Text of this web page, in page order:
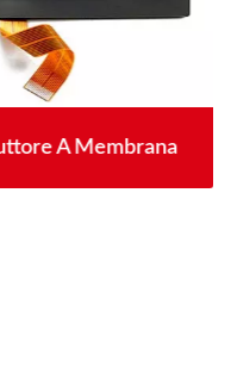
A Membrana